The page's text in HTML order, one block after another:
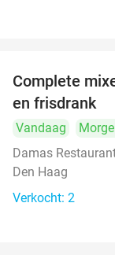
Complete
en frisdrank
Vandaag
Damas
Den Haag
Verkocht: 2